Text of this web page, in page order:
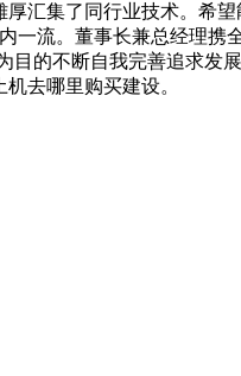
汇集了同行业技术。希
一流。董事长兼总经理携
目的不断自我完善追求发
去哪里购买建设。